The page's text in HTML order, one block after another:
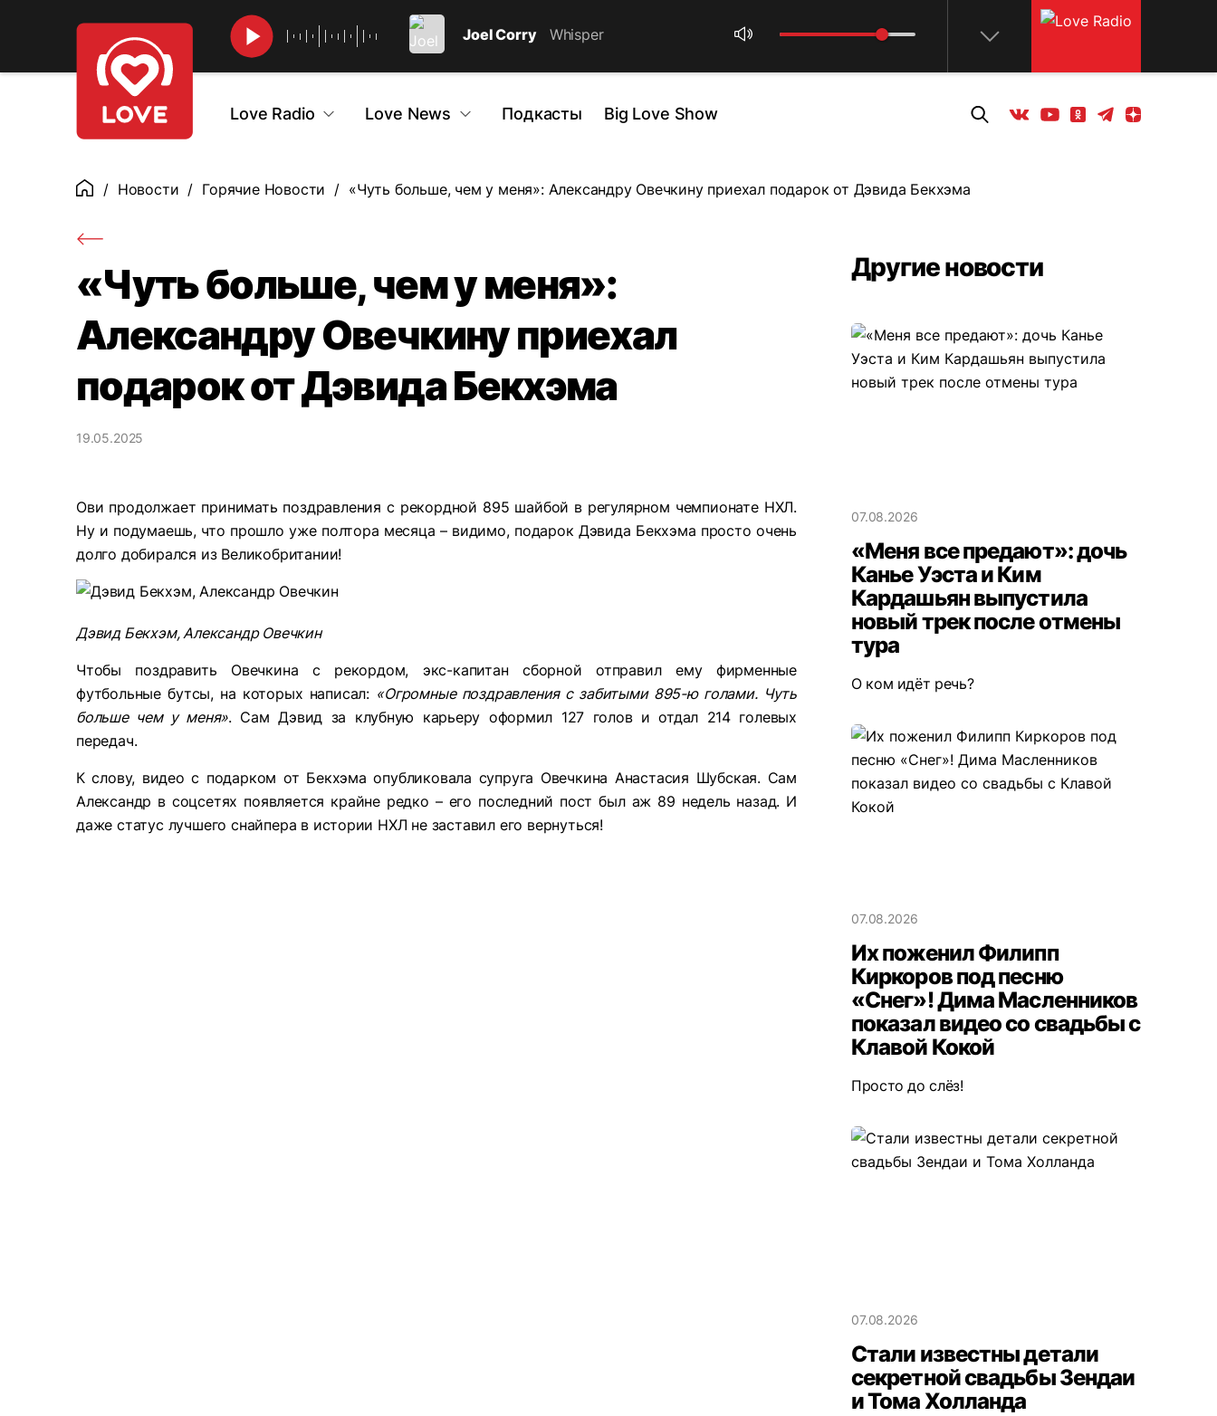
Joel Corry Whisper
Love Radio Love News Подкасты Big Love Show Вконтакте
YoutubeОдноклассники
ТелеграмЯндекс дзен
ГлавнаяНовости Горячие Новости «Чуть больше, чем у меня»: Александру Овечкину приехал подарок от Дэвида Бекхэма
«Чуть больше, чем у меня»:
Александру Овечкину приехал
подарок от Дэвида Бекхэма
19.05.2025
Ови продолжает принимать поздравления с рекордной 895 шайбой в регулярном чемпионате НХЛ.
Ну и подумаешь, что прошло уже полтора месяца – видимо, подарок Дэвида Бекхэма просто очень
долго добирался из Великобритании!
Дэвид Бекхэм, Александр Овечкин
Чтобы поздравить Овечкина с рекордом, экс-капитан сборной отправил ему фирменные
футбольные бутсы, на которых написал: «Огромные поздравления с забитыми 895-ю голами. Чуть
больше чем у меня». Сам Дэвид за клубную карьеру оформил 127 голов и отдал 214 голевых
передач.
К слову, видео с подарком от Бекхэма опубликовала супруга Овечкина Анастасия Шубская. Сам
Александр в соцсетях появляется крайне редко – его последний пост был аж 89 недель назад. И
даже статус лучшего снайпера в истории НХЛ не заставил его вернуться!
Другие новости
07.08.2026
«Меня все предают»: дочь
Канье Уэста и Ким
Кардашьян выпустила
новый трек после отмены
тура
О ком идёт речь?
07.08.2026
Их поженил Филипп
Киркоров под песню
«Снег»! Дима Масленников
показал видео со свадьбы с
Клавой Кокой
Просто до слёз!
07.08.2026
Стали известны детали
секретной свадьбы Зендаи
и Тома Холланда